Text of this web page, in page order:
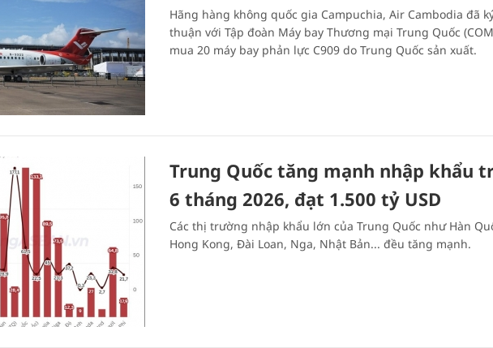
Hãng hàng không quốc gia Campuchia, Air Cambodia đã
thuận với Tập đoàn Máy bay Thương mại Trung Quốc
mua 20 máy bay phản lực C909 do Trung Quốc sản xuất.
Trung Quốc tăng mạnh nhập khẩu
6 tháng 2026, đạt 1.500 tỷ USD
Các thị trường nhập khẩu lớn của Trung Quốc như Hàn
Hong Kong, Đài Loan, Nga, Nhật Bản... đều tăng mạnh.